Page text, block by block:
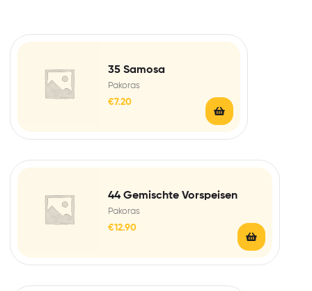
Pakoras
35 Samosa
€7.20
Pakoras
44 Gemischte Vorspeisen
€12.90